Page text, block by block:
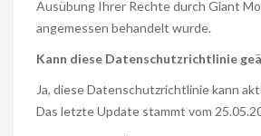
Ausübung Ihrer Rechte durch Giant
angemessen behandelt wurde.
Kann diese Datenschutzrichtlinie
Ja, diese Datenschutzrichtlinie kann
Das letzte Update stammt vom